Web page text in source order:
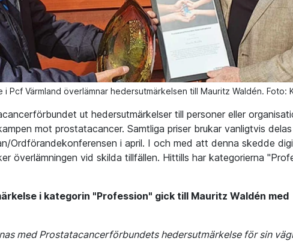
Pcf Värmland överlämnar hedersutmärkelsen till Mauritz Waldén. Foto:
ut hedersutmärkelser till personer eller
mot prostatacancer. Samtliga priser brukar vanligtvis
Ordförandekonferensen i april. I och med att denna skedde
överlämningen vid skilda tillfällen. Hittills har kategorierna
i kategorin "Profession" gick till Mauritz Waldén med
med Prostatacancerförbundets hedersutmärkelse för sin